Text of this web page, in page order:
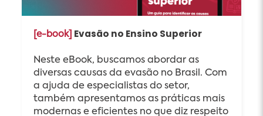
[e-book] Evasão no Ensino Superior
Neste eBook, buscamos abordar as
diversas causas da evasão no Brasil. Com
a ajuda de especialistas do setor,
também apresentamos as práticas mais
modernas e eficientes no que diz respeito